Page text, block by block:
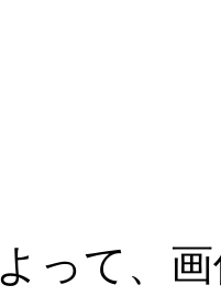
って、